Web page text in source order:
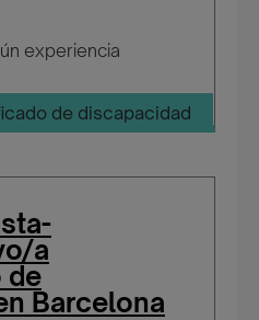
experiencia
de discapacidad
a
de
Barcelona